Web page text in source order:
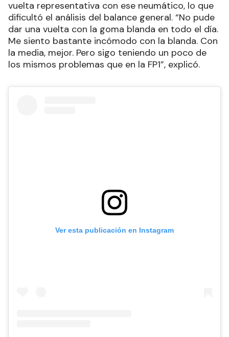
vuelta representativa con ese neumático, lo que
dificultó el análisis del balance general. “No pude
dar una vuelta con la goma blanda en todo el día.
Me siento bastante incómodo con la blanda. Con
la media, mejor. Pero sigo teniendo un poco de
los mismos problemas que en la FP1”, explicó.
Ver esta publicación en Instagram